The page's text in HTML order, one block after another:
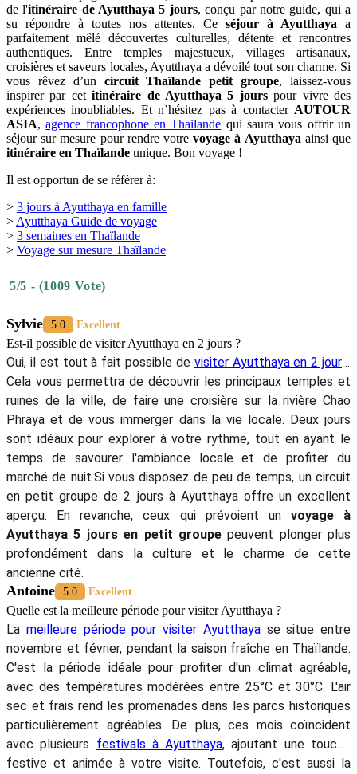
de l'itinéraire de Ayutthaya 5 jours, conçu par notre guide, qui a
su répondre à toutes nos attentes. Ce séjour à Ayutthaya a
parfaitement mêlé découvertes culturelles, détente et rencontres
authentiques. Entre temples majestueux, villages artisanaux,
croisières et saveurs locales, Ayutthaya a dévoilé tout son charme. Si
vous rêvez d’un circuit Thaïlande petit groupe, laissez-vous
inspirer par cetitinéraire de Ayutthaya 5 jourspour vivre des
expériences inoubliables. Et n’hésitez pas à contacter AUTOUR
ASIA,agence francophone en Thailande qui saura vous offrir un
séjour sur mesure pour rendre votrevoyage à Ayutthayaainsi que
itinéraire en Thaïlande unique. Bon voyage !
Il est opportun de se référer à:
> 3 jours à Ayutthaya en famille
>Ayutthaya Guide de voyage
> 3 semaines en Thaïlande
> Voyage sur mesure Thaïlande
5/5 - (1009 Vote)
Sylvie 5.0 Excellent
Est-il possible de visiter Ayutthaya en 2 jours ?
Oui, il est tout à fait possible de visiter Ayutthaya en 2 jours .
Cela vous permettra de découvrir les principaux temples et
ruines de la ville, de faire une croisière sur la rivière Chao
Phraya et de vous immerger dans la vie locale. Deux jours
sont idéaux pour explorer à votre rythme, tout en ayant le
temps de savourer l'ambiance locale et de profiter du
marché de nuit.Si vous disposez de peu de temps, un circuit
en petit groupe de 2 jours à Ayutthaya offre un excellent
aperçu. En revanche, ceux qui prévoient un voyage à
Ayutthaya 5 jours en petit groupepeuvent plonger plus
profondément dans la culture et le charme de cette
ancienne cité.
Antoine 5.0 Excellent
Quelle est la meilleure période pour visiter Ayutthaya ?
La meilleure période pour visiter Ayutthayase situe entre
novembre et février, pendant la saison fraîche en Thaïlande.
C'est la période idéale pour profiter d'un climat agréable,
avec des températures modérées entre 25°C et 30°C. L'air
sec et frais rend les promenades dans les parcs historiques
particulièrement agréables. De plus, ces mois coïncident
avec plusieurs festivals à Ayutthaya, ajoutant une touche
festive et animée à votre visite. Toutefois, c'est aussi la